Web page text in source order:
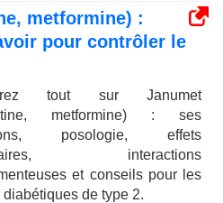
metformine) :
pour contrôler le
tout sur Janumet
metformine) : ses
posologie, effets
interactions
et conseils pour les
diabétiques de type 2.